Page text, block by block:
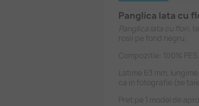
Panglica lata cu
Panglica lata cu flori,
rosii pe fond negru.
Compozitie: 100% PES.
Latime 63 mm,
ca in fotografie (se
Pret pe 1 model de